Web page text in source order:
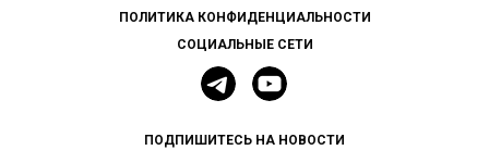
СОЦИАЛЬНЫЕ СЕТИ
ПОДПИШИТЕСЬ НА НОВОСТИ
ПОЛИТИКА КОНФИДЕНЦИАЛЬНОСТИ